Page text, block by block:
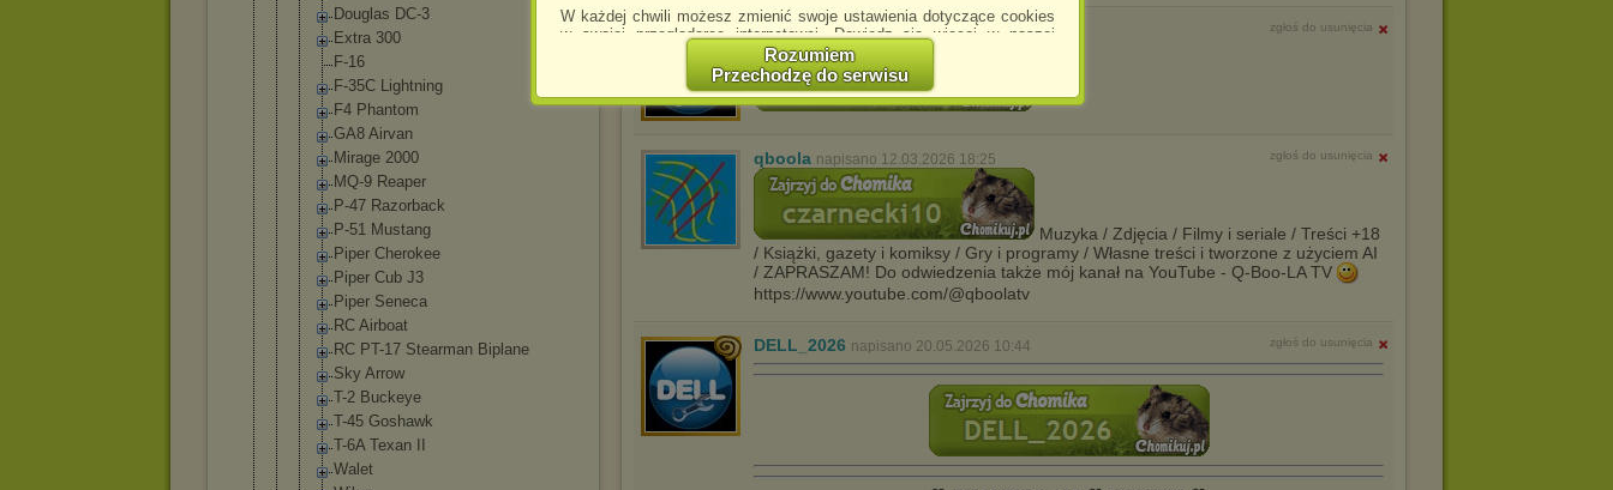
W każdej chwili możesz zmienić swoje ustawienia dotyczące cookies
w swojej przeglądarce internetowej. Dowiedz się więcej w naszej
http://chomikuj.pl/PolitykaPrywatnosci.aspx
Jednocześnie informujemy że zmiana ustawień przeglądarki może
spowodować ograniczenie korzystania ze strony Chomikuj.pl.
prosimy o opuszczenie serwisu chomikuj.pl.
Wykorzystanie plików cookiesprzezZaufanych Partnerów
(dostosowanie reklam do Twoich potrzeb, analiza skuteczności działań
marketingowych).
Wyrażenie sprzeciwu spowoduje, że wyświetlana Ci reklama nie
będzie dopasowana do Twoich preferencji, a będzie to reklama
sposób uniemożliwiający przechowywanie plików cookies na
urządzeniu końcowym. Można również usunąć pliki cookies,
dokonując odpowiednich zmian w ustawieniach przeglądarki
Pełną informację na ten temat znajdziesz pod adresem
Rozumiem
Przechodzę do serwisu
Douglas DC-3
Extra 300
F-16
F-35C Lightning
F4 Phantom
GA8 Airvan
Mirage 2000
MQ-9 Reaper
P-47 Razorbac k
P-51 Mustang
Piper Cherokee
Piper Cub J3
Piper Seneca
RC Airboat
RC PT-17 Stearman Biplane
Sky Arrow
T-2 Buckeye
T-45 Goshawk
T-6A Texan II
Walet
DELL_2026 napisano 21.01.2026 11:34 zgłoś do usunięcia
qboola napisano 12.03.2026 18:25 zgłoś do usunięcia
Muzyka / Zdjęcia / Filmy i seriale / Treści +18
/ Książki, gazety i komiksy / Gry i programy / Własne treści i tworzone z użyciem AI
/ ZAPRASZAM! Do odwiedzenia także mój kanał na YouTube - Q-Boo-LA TV
https://www.youtube.com/@qboolatv
DELL_2026 napisano 20.05.2026 10:44 zgłoś do usunięcia